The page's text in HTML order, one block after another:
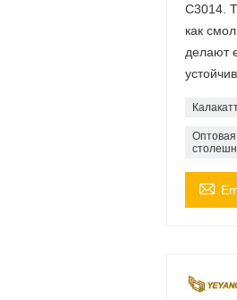
C3014.
как
делают
